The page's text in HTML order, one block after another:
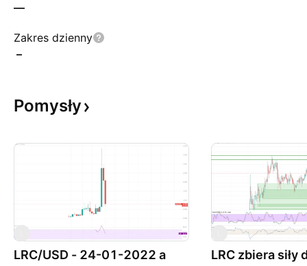
—
Zakres dzienny
–
Pomysły
LRC/USD - 24-01-2022 a
LRC zbiera siły